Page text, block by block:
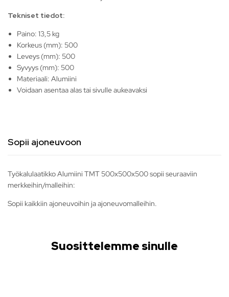
Tekniset tiedot:
Paino: 13,5 kg
Korkeus (mm): 500
Leveys (mm): 500
Syvyys (mm): 500
Materiaali: Alumiini
Voidaan asentaa alas tai sivulle aukeavaksi
Sopii ajoneuvoon
Työkalulaatikko Alumiini TMT 500x500x500 sopii seuraaviin
merkkeihin/malleihin:
Sopii kaikkiin ajoneuvoihin ja ajoneuvomalleihin.
Suosittelemme sinulle